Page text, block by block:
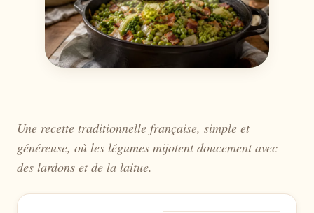
Une recette traditionnelle française, simple et
généreuse, où les légumes mijotent doucement avec
des lardons et de la laitue.